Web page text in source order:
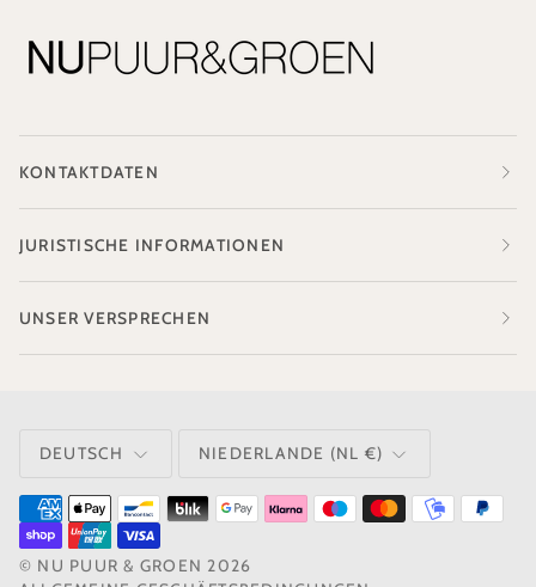
KONTAKTDATEN
JURISTISCHE INFORMATIONEN
UNSER VERSPRECHEN
DEUTSCH WÄHRUNG
NIEDERLANDE (NL €)
© NU PUUR & GROEN 2026